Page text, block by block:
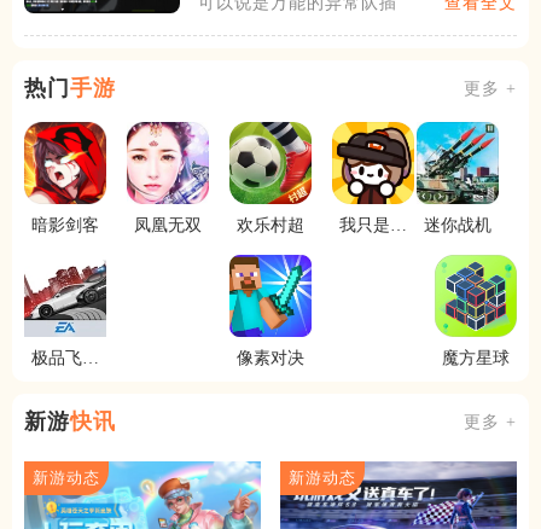
热门 手游 更多 +
暗影剑客 凤凰无双 欢乐村超
我只是水
迷你战机
极品飞车
像素对决 魔方星球
新游快讯 更多 +
新游动态 新游动态